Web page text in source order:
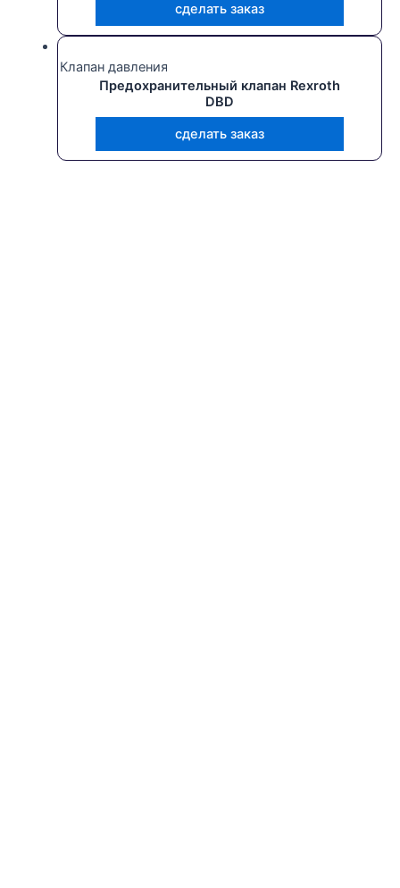
сделать заказ
Клапан давления
Предохранительный клапан Rexroth
DBD
сделать заказ